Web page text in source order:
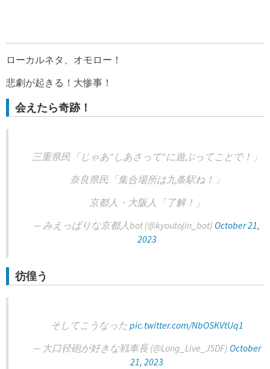
ローカルネタ、オモロー！
悲劇が起きる！大惨事！
会えたら奇跡！
三重県民「じゃあ"しあさって"に遊ぶってことで！」
奈良県民「集合場所は九条駅ね！」
京都人・大阪人「了解！」
— みえっぱりな京都人bot (@kyoutojin_bot) October 21,
2023
彷徨う
そしてこうなったpic.twitter.com/NbOSKVtUq1
— 大口径砲が好きな戦車長 (@Long_Live_JSDF) October
21, 2023